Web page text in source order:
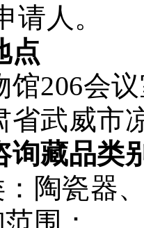
请人。
点
馆206会
省武威市
询藏品类
陶瓷器